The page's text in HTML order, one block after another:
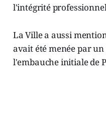
l'intégrité
La Ville a aussi
avait été menée par
l'embauche initiale de